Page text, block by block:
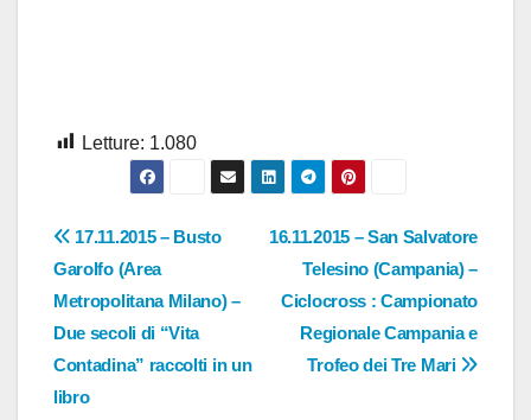
Letture: 1.080
Navigazione
articoli
16.11.2015 – San Salvatore
Telesino (Campania) –
Ciclocross : Campionato
Regionale Campania e
Trofeo dei Tre Mari
17.11.2015 – Busto
Garolfo (Area
Metropolitana Milano) –
Due secoli di “Vita
Contadina” raccolti in un
libro